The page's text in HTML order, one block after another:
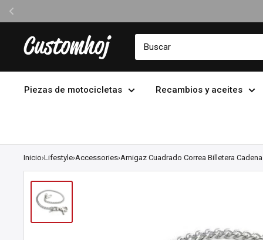
directamente
Customhoj
Piezas de motocicletas Recambios y aceites
Inicio›Lifestyle›Accessories›Amigaz Cuadrado Correa Billetera